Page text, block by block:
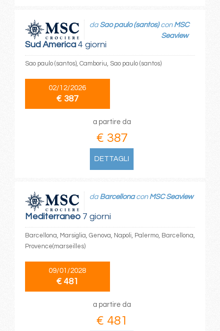
Sud America4 giorni
da Sao paulo (santos)con MSC
Seaview
Sao paulo (santos), Camboriu, Sao paulo (santos)
02/12/2026
€ 387
a partire da
€ 387
DETTAGLI
Mediterraneo7 giorni
da Barcellonacon MSC Seaview
Barcellona, Marsiglia, Genova, Napoli, Palermo, Barcellona,
Provence(marseilles)
09/01/2028
€ 481
a partire da
€ 481